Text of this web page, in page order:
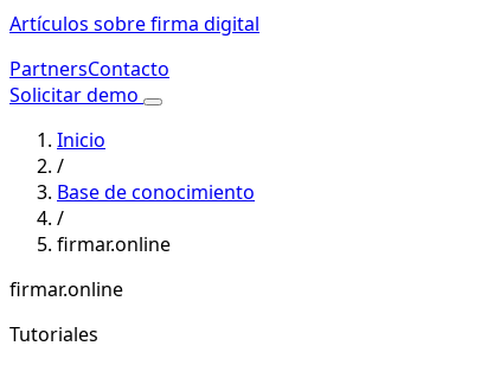
Artículos sobre firma digital
PartnersContacto
Solicitar demo
Inicio
/
Base de conocimiento
/
firmar.online
firmar.online
Tutoriales